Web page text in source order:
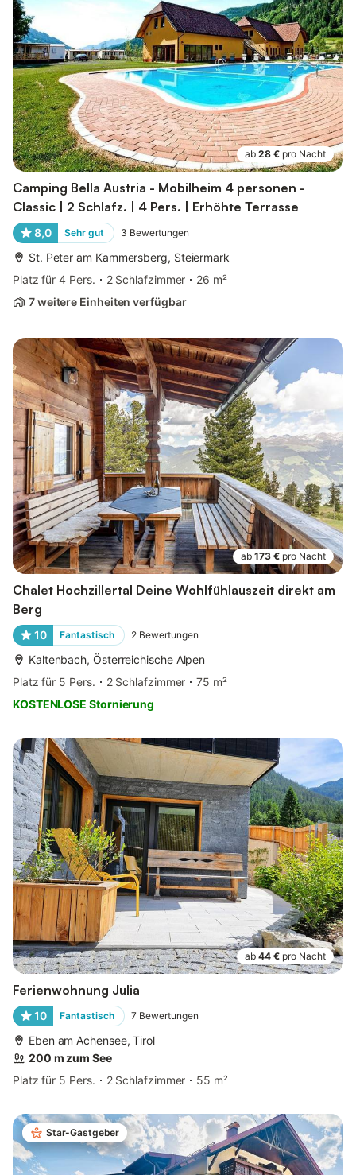
ab 28 € pro Nacht
Camping Bella Austria - Mobilheim 4 personen -
Classic | 2 Schlafz. | 4 Pers. | Erhöhte Terrasse
8,0 Sehr gut 3 Bewertungen
St. Peter am Kammersberg, Steiermark
Platz für 4 Pers.
2 Schlafzimmer
26 m²
7 weitere Einheiten verfügbar
ab 173 € pro Nacht
Chalet Hochzillertal Deine Wohlfühlauszeit direkt am
Berg
10 Fantastisch 2 Bewertungen
Kaltenbach, Österreichische Alpen
Platz für 5 Pers.
2 Schlafzimmer
75 m²
KOSTENLOSE Stornierung
ab 44 € pro Nacht
Ferienwohnung Julia
10 Fantastisch 7 Bewertungen
Eben am Achensee, Tirol
200 m zum See
Platz für 5 Pers.
2 Schlafzimmer 55 m²
Star-Gastgeber